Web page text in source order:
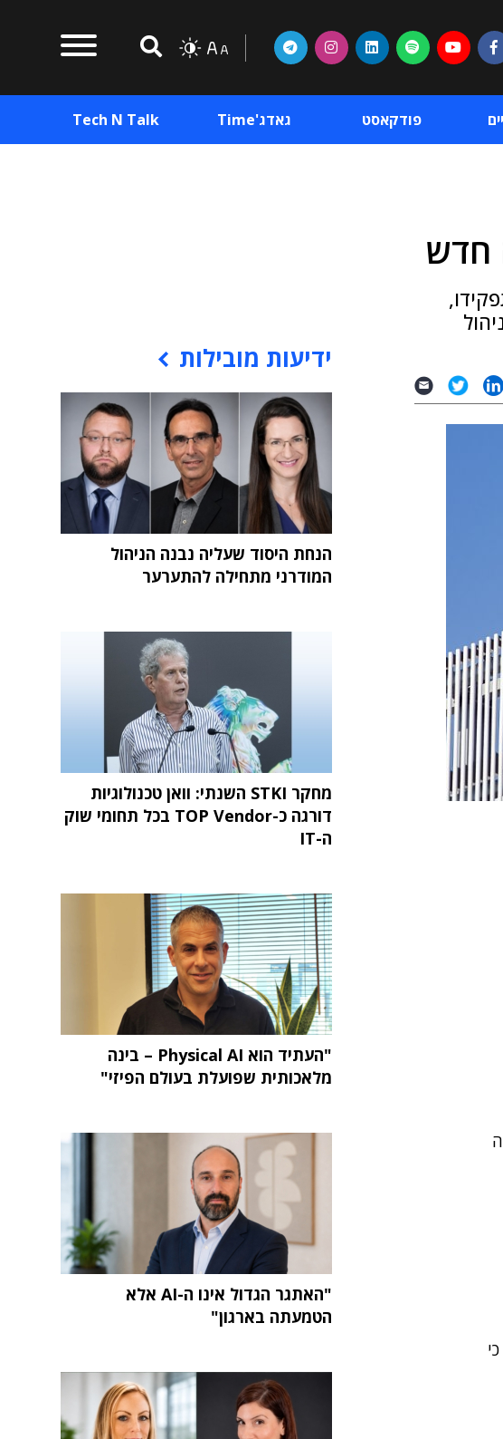
פודקאסט גאדג'Time Tech N Talk
חדש
ידיעות מובילות
הנחת היסוד שעליה נבנה הניהול
המודרני מתחילה להתערער
מחקר STKI השנתי: וואן טכנולוגיות
דורגה כ-TOP Vendor בכל תחומי שוק
ה-IT
"העתיד הוא Physical AI – בינה
מלאכותית שפועלת בעולם הפיזי"
"האתגר הגדול אינו ה-AI אלא
הטמעתה בארגון"